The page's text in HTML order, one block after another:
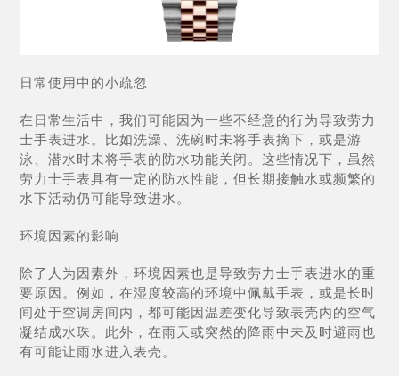
日常使用中的小疏忽
在日常生活中，我们可能因为一些不经意的行为导致劳力
士手表进水。比如洗澡、洗碗时未将手表摘下，或是游
泳、潜水时未将手表的防水功能关闭。这些情况下，虽然
劳力士手表具有一定的防水性能，但长期接触水或频繁的
水下活动仍可能导致进水。
环境因素的影响
除了人为因素外，环境因素也是导致劳力士手表进水的重
要原因。例如，在湿度较高的环境中佩戴手表，或是长时
间处于空调房间内，都可能因温差变化导致表壳内的空气
凝结成水珠。此外，在雨天或突然的降雨中未及时避雨也
有可能让雨水进入表壳。